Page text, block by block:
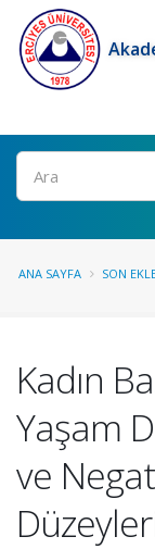
Ara
ANA SAYFA SON
Kadın
Yaşam
ve